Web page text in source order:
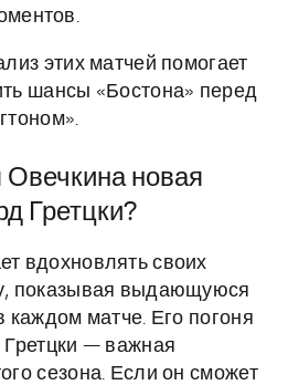
этих матчей помогает
шансы «Бостона» перед
Овечкина новая
Гретцки?
вдохновлять своих
показывая выдающуюся
каждом матче. Его погоня
— важная
сезона. Если он сможет